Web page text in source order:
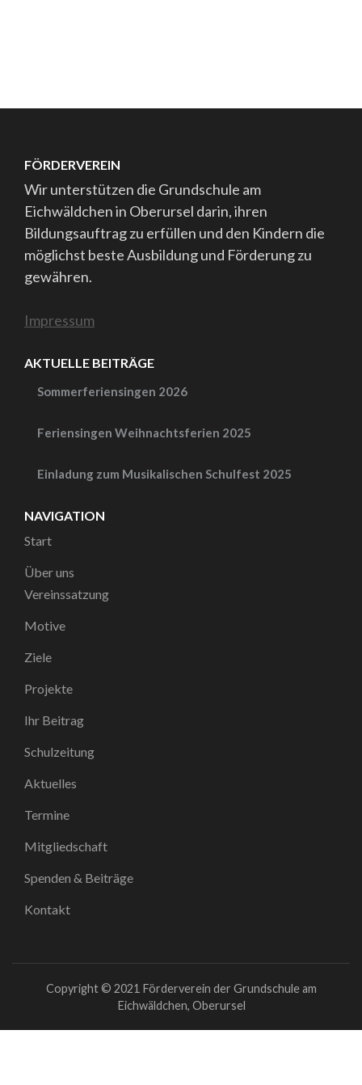
FÖRDERVEREIN
Wir unterstützen die Grundschule am
Eichwäldchen in Oberursel darin, ihren
Bildungsauftrag zu erfüllen und den Kindern die
möglichst beste Ausbildung und Förderung zu
gewähren.
Impressum
AKTUELLE BEITRÄGE
Sommerferiensingen 2026
Feriensingen Weihnachtsferien 2025
Einladung zum Musikalischen Schulfest 2025
NAVIGATION
Start
Über uns
Vereinssatzung
Motive
Ziele
Projekte
Ihr Beitrag
Schulzeitung
Aktuelles
Termine
Mitgliedschaft
Spenden & Beiträge
Kontakt
Copyright © 2021 Förderverein der Grundschule am
Eichwäldchen, Oberursel